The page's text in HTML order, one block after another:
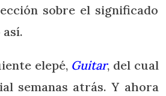
sobre el significado
elepé, Guitar, del cual
semanas atrás. Y ahora